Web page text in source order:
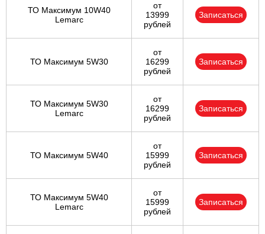
ТО Максимум 10W40
Lemarc
от
13999
рублей
Записаться
ТО Максимум 5W30
от
16299
рублей
Записаться
ТО Максимум 5W30
Lemarc
от
16299
рублей
Записаться
ТО Максимум 5W40
от
15999
рублей
Записаться
ТО Максимум 5W40
Lemarc
от
15999
рублей
Записаться